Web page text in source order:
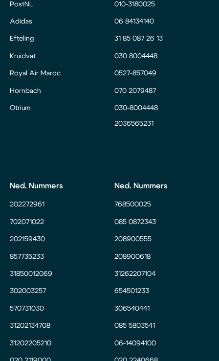
PostNL
Adidas
Efteling
Kruidvat
Royal Air Maroc
Hornbach
Otrium
010-3180025
06 84134140
31 85 087 26 13
030 8004448
0527-857049
070 2079487
030-8004448
2036565231
Ned. Nummers
202272961
702071022
202159430
857735233
31850012069
302003257
570731030
31202134708
31202205210
Ned. Nummers
768500025
085 0872343
208900555
208900618
31262207104
654501233
306540441
085 5803541
06-14094100